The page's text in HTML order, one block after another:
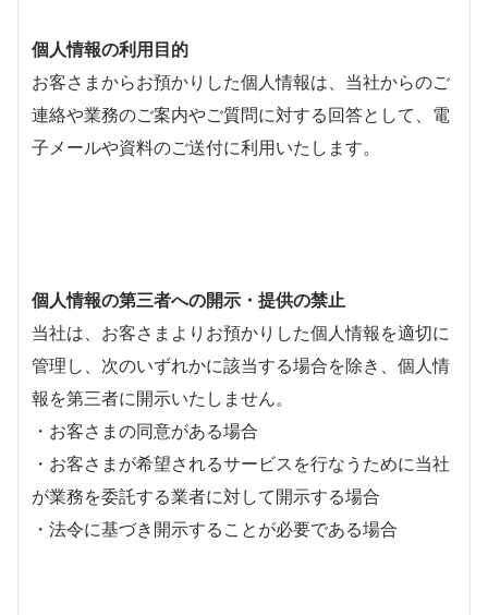
個人情報の利用目的
お客さまからお預かりした個人情報は、当社からのご
連絡や業務のご案内やご質問に対する回答として、電
子メールや資料のご送付に利用いたします。
個人情報の第三者への開示・提供の禁止
当社は、お客さまよりお預かりした個人情報を適切に
管理し、次のいずれかに該当する場合を除き、個人情
報を第三者に開示いたしません。
・お客さまの同意がある場合
・お客さまが希望されるサービスを行なうために当社
が業務を委託する業者に対して開示する場合
・法令に基づき開示することが必要である場合